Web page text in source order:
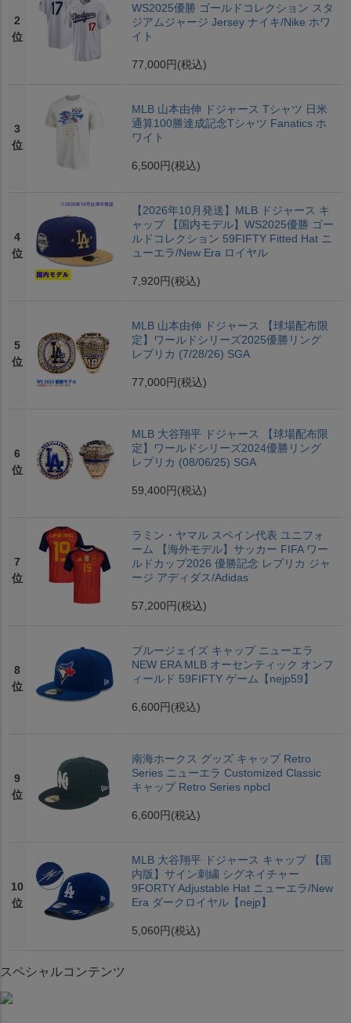
2
位
WS2025優勝 ゴールドコレクション スタ
ジアムジャージ Jersey ナイキ/Nike ホワ
イト
77,000円 (税込)
3
位
MLB 山本由伸 ドジャース Tシャツ 日米
通算100勝達成記念Tシャツ Fanatics ホ
ワイト
6,500円 (税込)
4
位
【2026年10月発送】MLB ドジャース キ
ャップ 【国内モデル】WS2025優勝 ゴー
ルドコレクション 59FIFTY Fitted Hat ニ
ューエラ/New Era ロイヤル
7,920円 (税込)
5
位
MLB 山本由伸 ドジャース 【球場配布限
定】ワールドシリーズ2025優勝リング
レプリカ (7/28/26) SGA
77,000円 (税込)
6
位
MLB 大谷翔平 ドジャース 【球場配布限
定】ワールドシリーズ2024優勝リング
レプリカ (08/06/25) SGA
59,400円 (税込)
7
位
ラミン・ヤマル スペイン代表 ユニフォ
ーム 【海外モデル】サッカー FIFA ワー
ルドカップ2026 優勝記念 レプリカ ジャ
ージ アディダス/Adidas
57,200円 (税込)
8
位
ブルージェイズ キャップ ニューエラ
NEW ERA MLB オーセンティック オンフ
ィールド 59FIFTY ゲーム【nejp59】
6,600円 (税込)
9
位
南海ホークス グッズ キャップ Retro
Series ニューエラ Customized Classic
キャップ Retro Series npbcl
6,600円 (税込)
10
位
MLB 大谷翔平 ドジャース キャップ 【国
内版】サイン刺繍 シグネイチャー
9FORTY Adjustable Hat ニューエラ/New
Era ダークロイヤル【nejp】
5,060円 (税込)
スペシャルコンテンツ